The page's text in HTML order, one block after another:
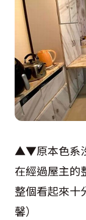
▲▼原本色系
在經過屋主的
整個看起來十
馨）